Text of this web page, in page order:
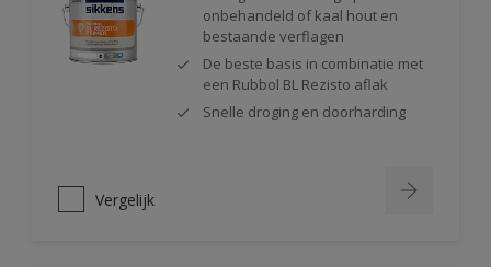
onbehandeld of kaal hout en
bestaande verflagen
De beste basis in combinatie met
een Rubbol BL Rezisto aflak
Snelle droging en doorharding
Vergelijk